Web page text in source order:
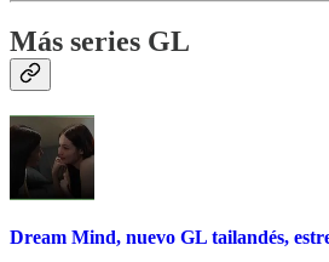
Más series GL
Dream Mind, nuevo GL tailandés,